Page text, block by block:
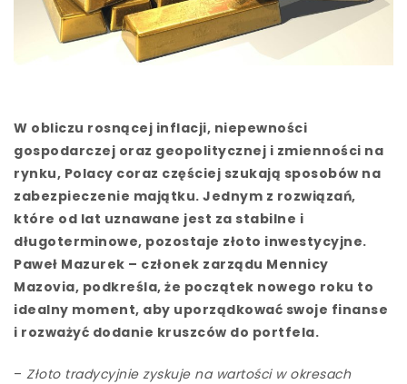
W obliczu rosnącej inflacji, niepewności
gospodarczej oraz geopolitycznej i zmienności na
rynku, Polacy coraz częściej szukają sposobów na
zabezpieczenie majątku. Jednym z rozwiązań,
które od lat uznawane jest za stabilne i
długoterminowe, pozostaje złoto inwestycyjne.
Paweł Mazurek – członek zarządu Mennicy
Mazovia, podkreśla, że początek nowego roku to
idealny moment, aby uporządkować swoje finanse
i rozważyć dodanie kruszców do portfela.
– Złoto tradycyjnie zyskuje na wartości w okresach